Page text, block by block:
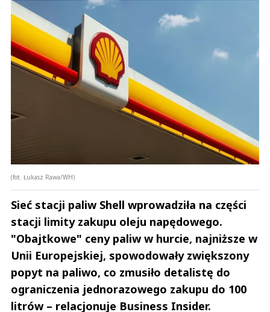
(fot. Łukasz Rawa/WH)
Sieć stacji paliw Shell wprowadziła na części
stacji limity zakupu oleju napędowego.
"Obajtkowe" ceny paliw w hurcie, najniższe w
Unii Europejskiej, spowodowały zwiększony
popyt na paliwo, co zmusiło detalistę do
ograniczenia jednorazowego zakupu do 100
litrów – relacjonuje Business Insider.